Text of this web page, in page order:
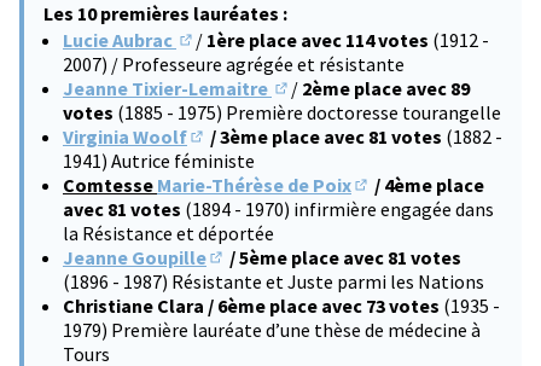
Les 10 premières lauréates :
Lucie Aubrac
(S'ouvre dans un nouvel onglet)
/ 1ère place avec 114 votes (1912 -
2007) / Professeure agrégée et résistante
Jeanne Tixier-Lemaitre
(S'ouvre dans un nouvel onglet)
/ 2ème place avec 89
votes (1885 - 1975) Première doctoresse tourangelle
Virginia Woolf
(S'ouvre dans un nouvel onglet)
/ 3ème place avec 81 votes (1882 -
1941) Autrice féministe
Comtesse Marie-Thérèse de Poix
(S'ouvre dans un
/ 4ème place
avec 81 votes (1894 - 1970) infirmière engagée dans
la Résistance et déportée
Jeanne Goupille
(S'ouvre dans un nouvel onglet)
/ 5ème place avec 81 votes
(1896 - 1987) Résistante et Juste parmi les Nations
Christiane Clara / 6ème place avec 73 votes (1935 -
1979) Première lauréate d’une thèse de médecine à
Tours